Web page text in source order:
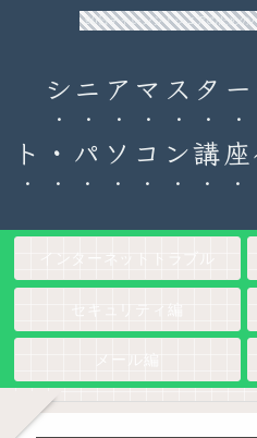
90日チャレンジ！シニアのための
シニアマスタ
ト・パソコン講